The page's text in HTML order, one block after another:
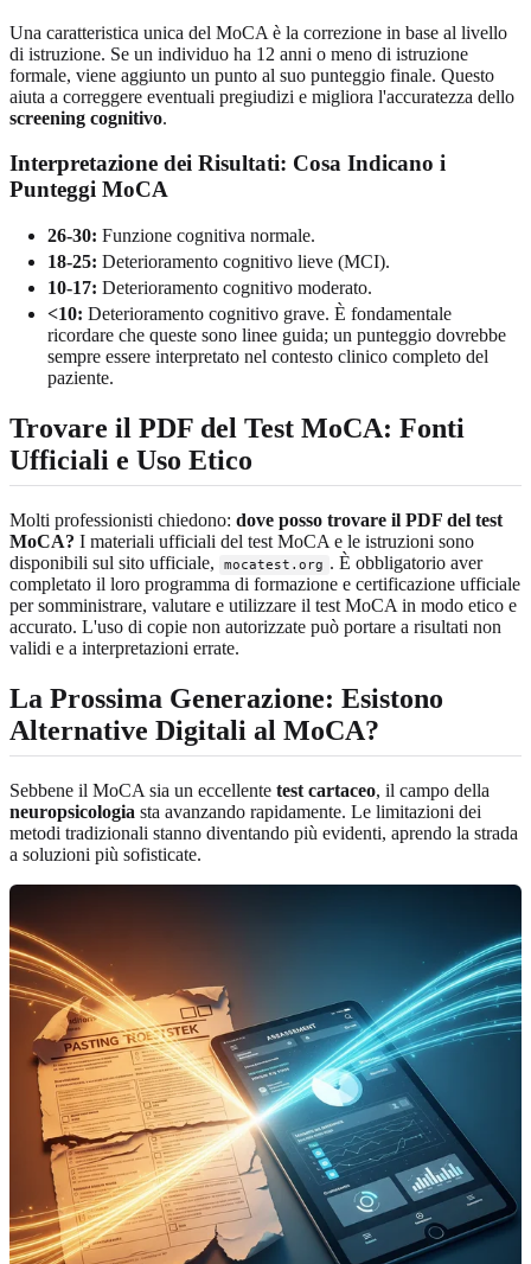
Una caratteristica unica del MoCA è la correzione in base al livello
di istruzione. Se un individuo ha 12 anni o meno di istruzione
formale, viene aggiunto un punto al suo punteggio finale. Questo
aiuta a correggere eventuali pregiudizi e migliora l'accuratezza dello
screening cognitivo.
Interpretazione dei Risultati: Cosa Indicano i
Punteggi MoCA
26-30: Funzione cognitiva normale.
18-25: Deterioramento cognitivo lieve (MCI).
10-17: Deterioramento cognitivo moderato.
<10: Deterioramento cognitivo grave. È fondamentale
ricordare che queste sono linee guida; un punteggio dovrebbe
sempre essere interpretato nel contesto clinico completo del
paziente.
Trovare il PDF del Test MoCA: Fonti
Ufficiali e Uso Etico
Molti professionisti chiedono: dove posso trovare il PDF del test
MoCA? I materiali ufficiali del test MoCA e le istruzioni sono
disponibili sul sito ufficiale,
mocatest.org . È obbligatorio aver
completato il loro programma di formazione e certificazione ufficiale
per somministrare, valutare e utilizzare il test MoCA in modo etico e
accurato. L'uso di copie non autorizzate può portare a risultati non
validi e a interpretazioni errate.
La Prossima Generazione: Esistono
Alternative Digitali al MoCA?
Sebbene il MoCA sia un eccellente test cartaceo, il campo della
neuropsicologia sta avanzando rapidamente. Le limitazioni dei
metodi tradizionali stanno diventando più evidenti, aprendo la strada
a soluzioni più sofisticate.